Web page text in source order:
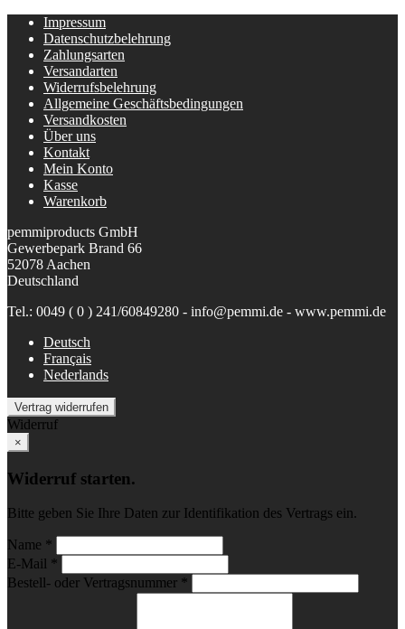
Impressum
Datenschutzbelehrung
Zahlungsarten
Versandarten
Widerrufsbelehrung
Allgemeine Geschäftsbedingungen
Versandkosten
Über uns
Kontakt
Mein Konto
Kasse
Warenkorb
pemmiproducts GmbH
Gewerbepark Brand 66
52078 Aachen
Deutschland
Tel.: 0049 ( 0 ) 241/60849280 - info@pemmi.de - www.pemmi.de
Deutsch
Français
Nederlands
Vertrag widerrufen
Widerruf
×
Widerruf starten.
Bitte geben Sie Ihre Daten zur Identifikation des Vertrags ein.
Name *
E-Mail *
Bestell- oder Vertragsnummer *